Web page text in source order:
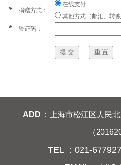
* 捐赠方式：
在线支付
其他方式（邮汇、转账
* 验证码：
提 交 重 置
ADD ：上海市松江区人民
（
TEL ：021-